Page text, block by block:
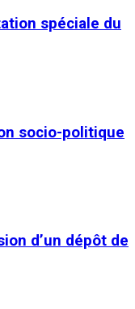
spéciale du
socio-politique
d’un dépôt de